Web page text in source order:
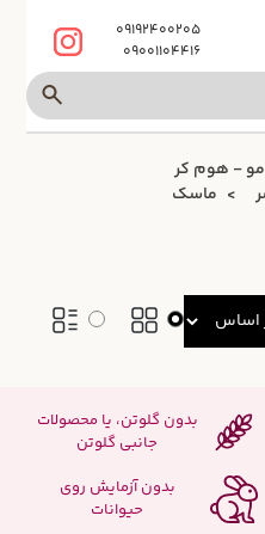
09192400205
09001104416
- هوم کر
ماسک
بدون گلوتن، یا محصولات
جانبی گلوتن
بدون آزمایش روی
حیوانات